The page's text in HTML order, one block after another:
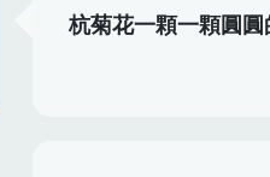
杭菊花一顆一顆圓圓